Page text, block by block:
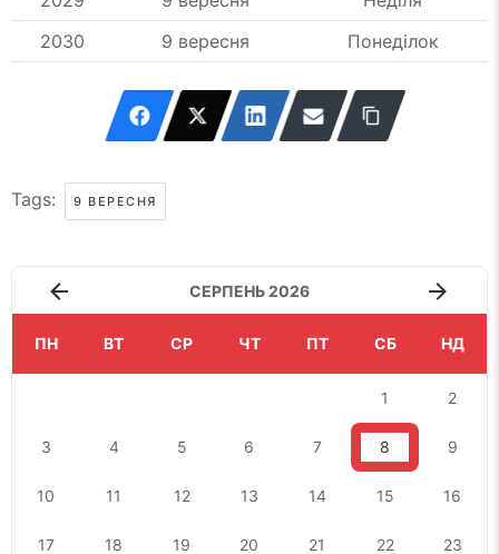
2030
9 вересня Понеділок
Tags: 9 ВЕРЕСНЯ
СЕРПЕНЬ 2026
ПН ВТ СР ЧТ ПТ СБ НД
1 2
3 4 5 6 7 8 9
10 11 12 13 14 15 16
17 18 19 20 21 22 23